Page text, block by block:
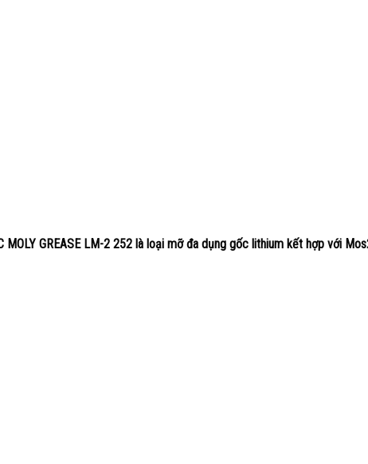
GREASE LM-2 252 là loại mỡ đa dụng gốc lithium kết hợp với